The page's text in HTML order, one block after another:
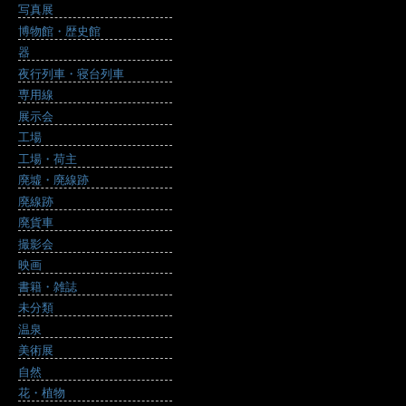
写真展
博物館・歴史館
器
夜行列車・寝台列車
専用線
展示会
工場
工場・荷主
廃墟・廃線跡
廃線跡
廃貨車
撮影会
映画
書籍・雑誌
未分類
温泉
美術展
自然
花・植物